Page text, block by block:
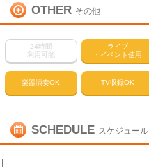
OTHER その他
24時間
利用可能
ライブ
・イベント使用
楽器演奏OK TV収録OK
SCHEDULE スケジュール